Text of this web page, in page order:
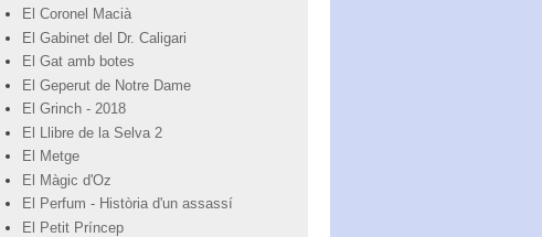
El Coronel Macià
El Gabinet del Dr. Caligari
El Gat amb botes
El Geperut de Notre Dame
El Grinch - 2018
El Llibre de la Selva 2
El Metge
El Màgic d'Oz
El Perfum - Història d'un assassí
El Petit Príncep